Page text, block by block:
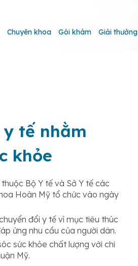
Chuyên khoa Gói khám Giải thưởng
tế nhằm
khỏe
Bộ Y tế và Sở Y tế các
Hoàn Mỹ tổ chức vào ngày
đổi y tế vì mục tiêu thúc
ứng nhu cầu của người dân.
sức khỏe chất lượng với chi
Mỹ.